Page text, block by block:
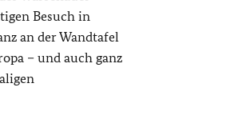
Besuch in
an der Wandtafel
– und auch ganz